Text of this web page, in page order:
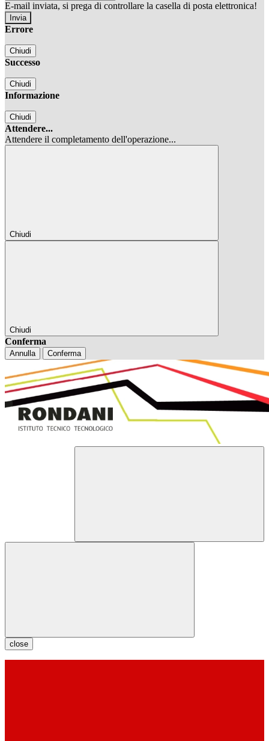
E-mail inviata, si prega di controllare la casella di posta elettronica!
Errore
Chiudi
Successo
Chiudi
Informazione
Chiudi
Attendere...
Attendere il completamento dell'operazione...
Chiudi
Chiudi
Conferma
Annulla Conferma
close